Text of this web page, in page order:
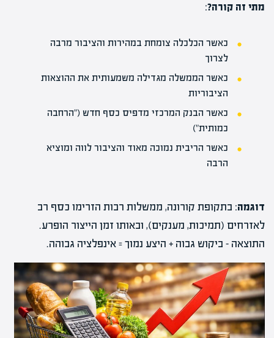
מתי זה קורה?:
כאשר הכלכלה צומחת במהירות והציבור מרבה
לצרוך
כאשר הממשלה מגדילה משמעותית את ההוצאות
הציבוריות
כאשר הבנק המרכזי מדפיס כסף חדש ("הרחבה
כמותית")
כאשר הריבית נמוכה מאוד והציבור לווה ומוציא
הרבה
דוגמה: בתקופת קורונה, ממשלות רבות הזרימו כסף רב
לאזרחים (תמיכות, מענקים), ובאותו זמן הייצור הופרע.
התוצאה – ביקוש גבוה + היצע נמוך = אינפלציה גבוהה.